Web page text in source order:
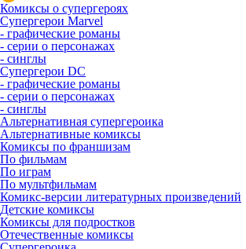
Комиксы о супергероях
Супергерои Marvel
- графические романы
- серии о персонажах
- синглы
Супергерои DC
- графические романы
- серии о персонажах
- синглы
Альтернативная супергероика
Альтернативные комиксы
Комиксы по франшизам
По фильмам
По играм
По мультфильмам
Комикс-версии литературных произведений
Детские комиксы
Комиксы для подростков
Отечественные комиксы